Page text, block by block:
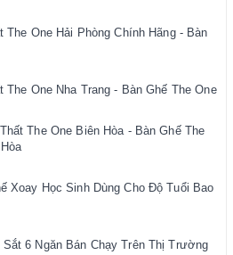
The One Hải Phòng Chính Hãng - Bàn
The One Nha Trang - Bàn Ghế The One
The One Biên Hòa - Bàn Ghế The
Xoay Học Sinh Dùng Cho Độ Tuổi Bao
6 Ngăn Bán Chạy Trên Thị Trường